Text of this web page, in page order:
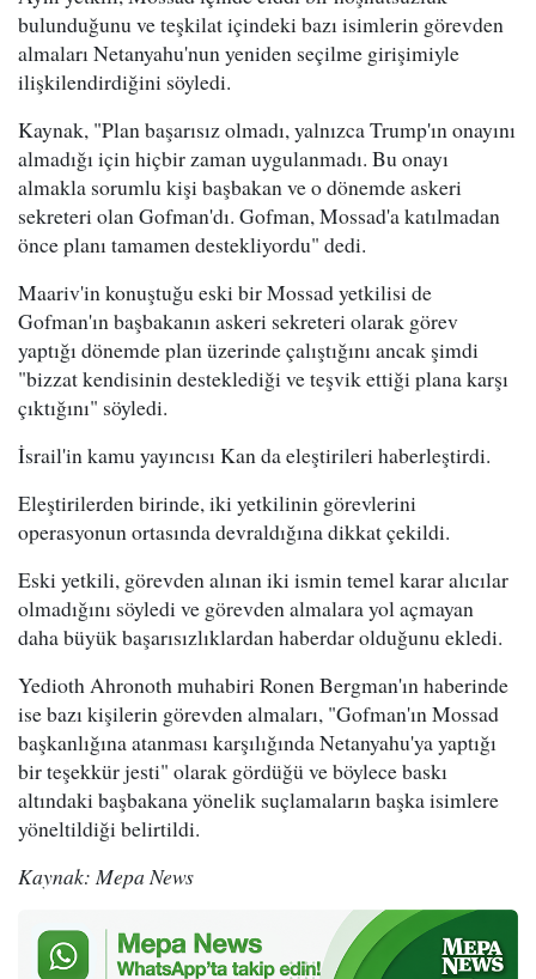
bulunduğunu ve teşkilat içindeki bazı isimlerin görevden
almaları Netanyahu'nun yeniden seçilme girişimiyle
ilişkilendirdiğini söyledi.
Kaynak, "Plan başarısız olmadı, yalnızca Trump'ın onayını
almadığı için hiçbir zaman uygulanmadı. Bu onayı
almakla sorumlu kişi başbakan ve o dönemde askeri
sekreteri olan Gofman'dı. Gofman, Mossad'a katılmadan
önce planı tamamen destekliyordu" dedi.
Maariv'in konuştuğu eski bir Mossad yetkilisi de
Gofman'ın başbakanın askeri sekreteri olarak görev
yaptığı dönemde plan üzerinde çalıştığını ancak şimdi
"bizzat kendisinin desteklediği ve teşvik ettiği plana karşı
çıktığını" söyledi.
İsrail'in kamu yayıncısı Kan da eleştirileri haberleştirdi.
Eleştirilerden birinde, iki yetkilinin görevlerini
operasyonun ortasında devraldığına dikkat çekildi.
Eski yetkili, görevden alınan iki ismin temel karar alıcılar
olmadığını söyledi ve görevden almalara yol açmayan
daha büyük başarısızlıklardan haberdar olduğunu ekledi.
Yedioth Ahronoth muhabiri Ronen Bergman'ın haberinde
ise bazı kişilerin görevden almaları, "Gofman'ın Mossad
başkanlığına atanması karşılığında Netanyahu'ya yaptığı
bir teşekkür jesti" olarak gördüğü ve böylece baskı
altındaki başbakana yönelik suçlamaların başka isimlere
yöneltildiği belirtildi.
Kaynak: Mepa News